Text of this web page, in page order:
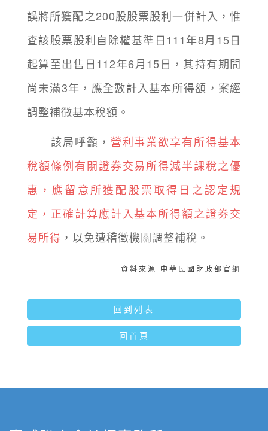
誤將所獲配之200股股票股利一併計入，惟
查該股票股利自除權基準日111年8月15日
起算至出售日112年6月15日，其持有期間
尚未滿3年，應全數計入基本所得額，案經
調整補徵基本稅額。
該局呼籲， 營利事業欲享有所得基本
稅額條例有關證券交易所得減半課稅之優
惠，應留意所獲配股票取得日之認定規
定，正確計算應計入基本所得額之證券交
易所得 ，以免遭稽徵機關調整補稅。
資料來源 中華民國財政部官網
回到列表
回首頁